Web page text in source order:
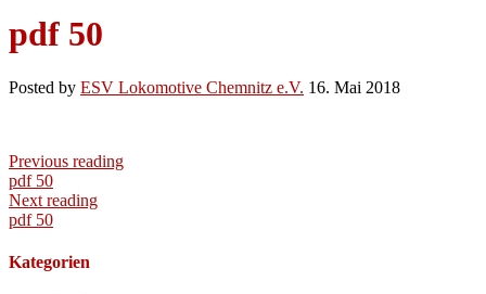
pdf 50
Posted by ESV Lokomotive Chemnitz e.V. 16. Mai 2018
Previous reading
pdf 50
Next reading
pdf 50
Kategorien